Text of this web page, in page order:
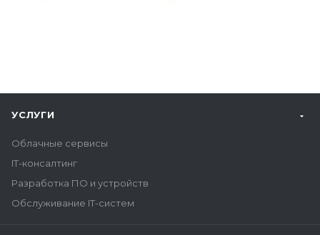
УСЛУГИ
Облачные сервисы
IT-консалтинг
Разработка ПО и устройств
Обслуживание IT-систем